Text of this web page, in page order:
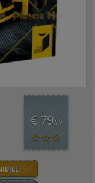
€ 79,99